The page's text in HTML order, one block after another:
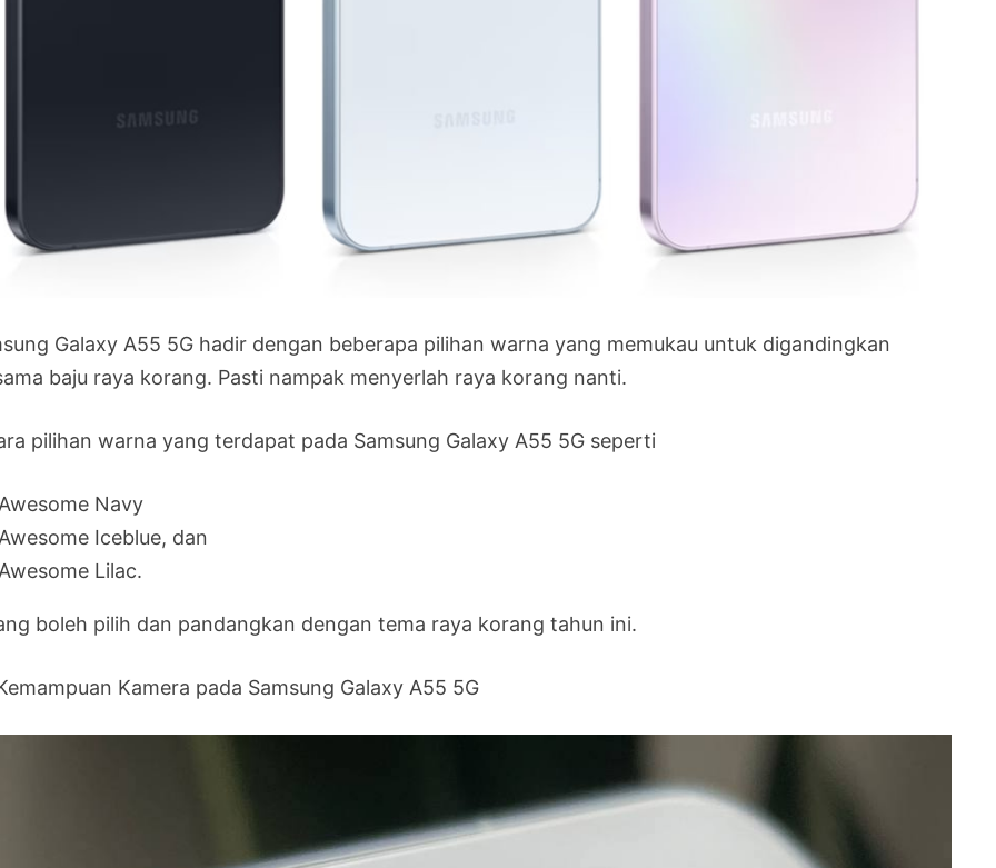
Galaxy A55 5G hadir dengan beberapa pilihan warna yang memukau untuk digandingkan
baju raya korang. Pasti nampak menyerlah raya korang nanti.
pilihan warna yang terdapat pada Samsung Galaxy A55 5G seperti
Awesome Navy
Awesome Iceblue, dan
Awesome Lilac.
boleh pilih dan pandangkan dengan tema raya korang tahun ini.
Kamera pada Samsung Galaxy A55 5G